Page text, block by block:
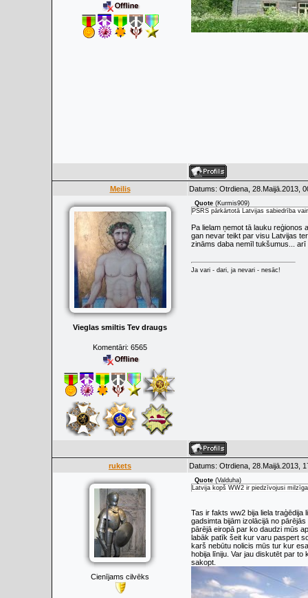
Meilis Datums: Otrdiena, 28.Maijā.2013,
Vieglas smiltis Tev draugs
Komentāri: 6565
Quote (Kurmis909)
PSRS pārkārtotā Latvijas sabiedrība
Pa lielam ņemot tā lauku reģionos
gan nevar teikt par visu Latvijas
zināms daba nemīl tukšumus...
Ja vari - dari, ja nevari - nesāc!
rukets Datums: Otrdiena, 28.Maijā.2013,
Cienījams cilvēks
Quote (Valduha)
Latvija kopš WW2 ir piedzīvojusi
Tas ir fakts ww2 bija liela
gadsimta bijām izolācijā no
pārējā eiropā par ko daudzi mūs
labāk patīk šeit kur varu paspert
karš nebūtu nolicis mūs tur kur
hobija līniju. Var jau diskutēt par
sakopt.